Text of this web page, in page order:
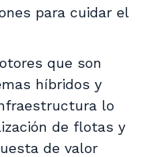
para cuidar el
que son
híbridos y
lo
de flotas y
de valor